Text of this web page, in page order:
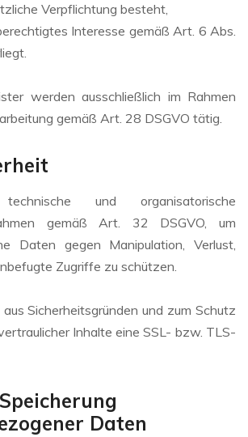
Verpflichtung besteht,
Interesse gemäß Art. 6 Abs.
werden ausschließlich im Rahmen
gemäß Art. 28 DSGVO tätig.
und organisatorische
gemäß Art. 32 DSGVO, um
Daten gegen Manipulation, Verlust,
Zugriffe zu schützen.
Sicherheitsgründen und zum Schutz
Inhalte eine SSL- bzw. TLS-
Daten